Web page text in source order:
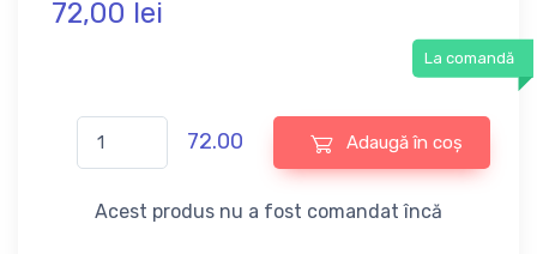
72,00 lei
La comandă
72.00 Adaugă în coș
Acest produs nu a fost comandat încă